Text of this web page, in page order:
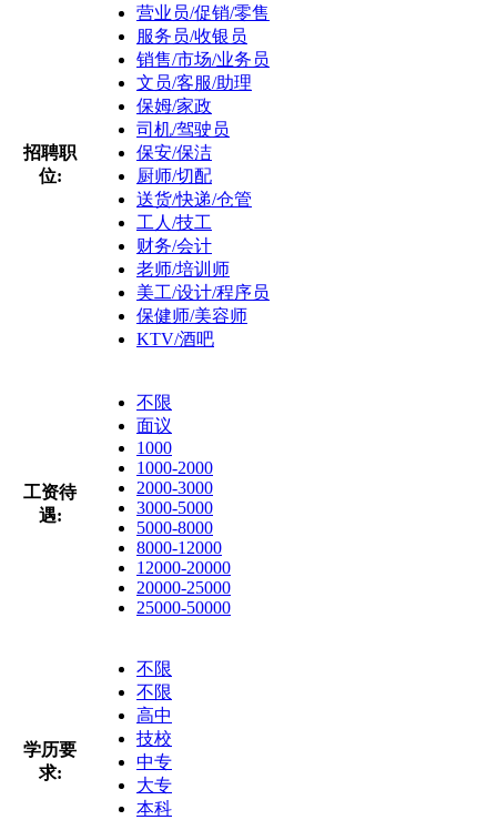
招聘职
位:
营业员/促销/零售
服务员/收银员
销售/市场/业务员
文员/客服/助理
保姆/家政
司机/驾驶员
保安/保洁
厨师/切配
送货/快递/仓管
工人/技工
财务/会计
老师/培训师
美工/设计/程序员
保健师/美容师
KTV/酒吧
工资待
遇:
不限
面议
1000
1000-2000
2000-3000
3000-5000
5000-8000
8000-12000
12000-20000
20000-25000
25000-50000
学历要
求:
不限
不限
高中
技校
中专
大专
本科